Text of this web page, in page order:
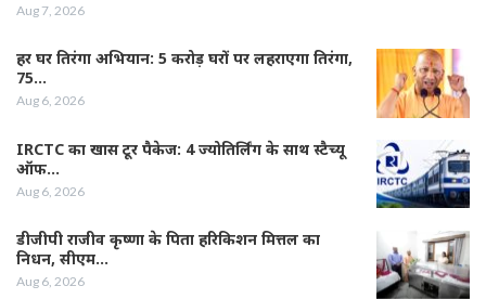
Aug 7, 2026
हर घर तिरंगा अभियान: 5 करोड़ घरों पर लहराएगा तिरंगा,
75…
Aug 6, 2026
IRCTC का खास टूर पैकेज: 4 ज्योतिर्लिंग के साथ स्टैच्यू
ऑफ…
Aug 6, 2026
डीजीपी राजीव कृष्णा के पिता हरिकिशन मित्तल का
निधन, सीएम…
Aug 6, 2026